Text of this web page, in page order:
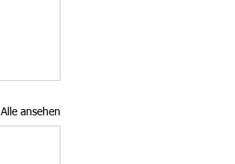
Alle ansehen